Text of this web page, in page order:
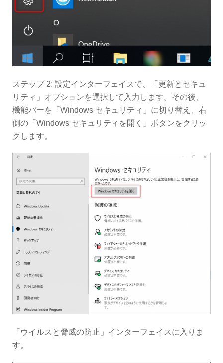
ステップ 2: 設定インターフェイスで、「更新とセキュ
リティ」オプションを選択して入力します。その後、
機能バーを「Windows セキュリティ」に切り替え、右
側の「Windows セキュリティを開く」ボタンをクリッ
クします。
「ウイルスと脅威の防止」インターフェイスに入りま
す。